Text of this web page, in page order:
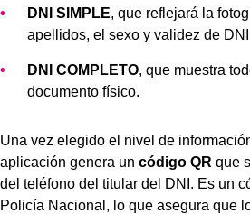
DNI SIMPLE, que reflejará la
apellidos, el sexo y validez de
DNI COMPLETO, que muestra
documento físico.
Una vez elegido el nivel de
aplicación genera un código QR que
del teléfono del titular del DNI. Es un
Policía Nacional, lo que asegura que